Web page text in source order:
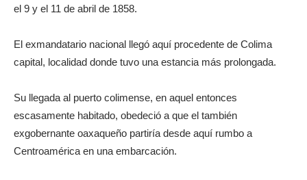
el 9 y el 11 de abril de 1858.
El exmandatario nacional llegó aquí procedente de Colima
capital, localidad donde tuvo una estancia más prolongada.
Su llegada al puerto colimense, en aquel entonces
escasamente habitado, obedeció a que el también
exgobernante oaxaqueño partiría desde aquí rumbo a
Centroamérica en una embarcación.